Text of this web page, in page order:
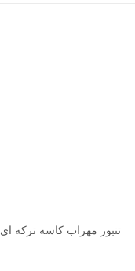
تنبور مهراب کاسه ترکه ای